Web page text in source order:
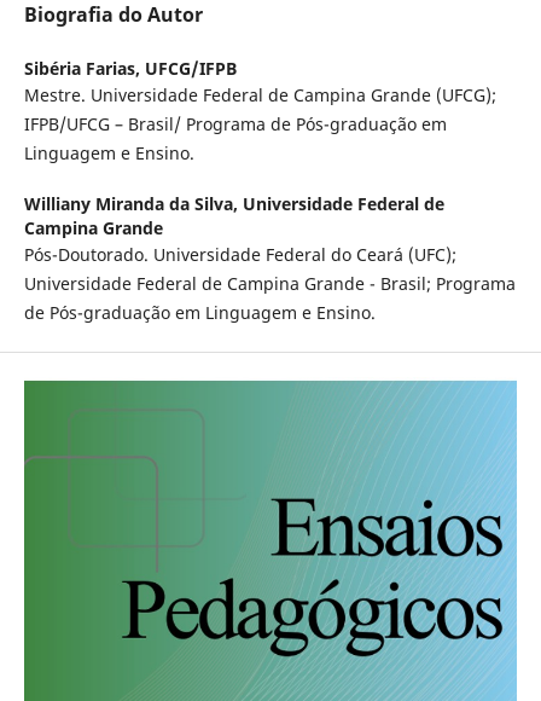
Biografia do Autor
Sibéria Farias, UFCG/IFPB
Mestre. Universidade Federal de Campina Grande (UFCG);
IFPB/UFCG – Brasil/ Programa de Pós-graduação em
Linguagem e Ensino.
Williany Miranda da Silva, Universidade Federal de
Campina Grande
Pós-Doutorado. Universidade Federal do Ceará (UFC);
Universidade Federal de Campina Grande - Brasil; Programa
de Pós-graduação em Linguagem e Ensino.